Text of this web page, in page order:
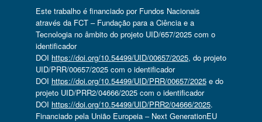
Este trabalho é financiado por Fundos Nacionais
através da FCT – Fundação para a Ciência e a
Tecnologia no âmbito do projeto UID/657/2025 com o
identificador
DOI https://doi.org/10.54499/UID/00657/2025, do projeto
UID/PRR/00657/2025 com o identificador
DOI https://doi.org/10.54499/UID/PRR/00657/2025e do
projeto UID/PRR2/04666/2025 com o identificador
DOI https://doi.org/10.54499/UID/PRR2/04666/2025.
Financiado pela União Europeia – Next GenerationEU